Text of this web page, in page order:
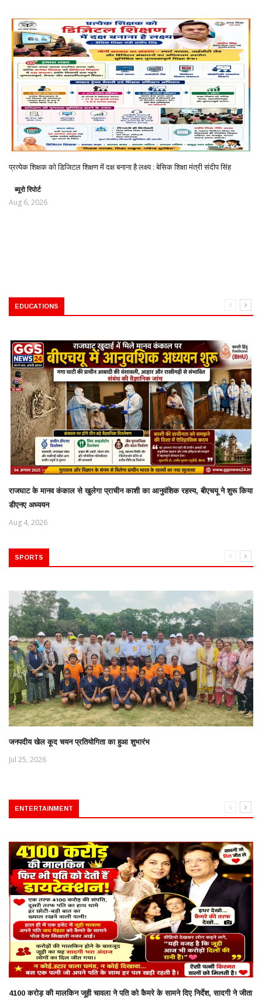
प्रत्येक शिक्षक को डिजिटल शिक्षण में दक्ष बनाना है लक्ष्य : बेसिक शिक्षा मंत्री संदीप सिंह
ब्यूरो रिपोर्ट
Aug 6, 2026
EDUCATIONS
राजघाट के मानव कंकाल से खुलेगा प्राचीन काशी का आनुवंशिक रहस्य, बीएचयू ने शुरू किया
डीएनए अध्ययन
Aug 4, 2026
SPORTS
जनपदीय खेल कूद चयन प्रतियोगिता का हुआ शुभारंभ
Jul 25, 2026
ENTERTAINMENT
4100 करोड़ की मालकिन जूही चावला ने पति को कैमरे के सामने दिए निर्देश, सादगी ने जीता